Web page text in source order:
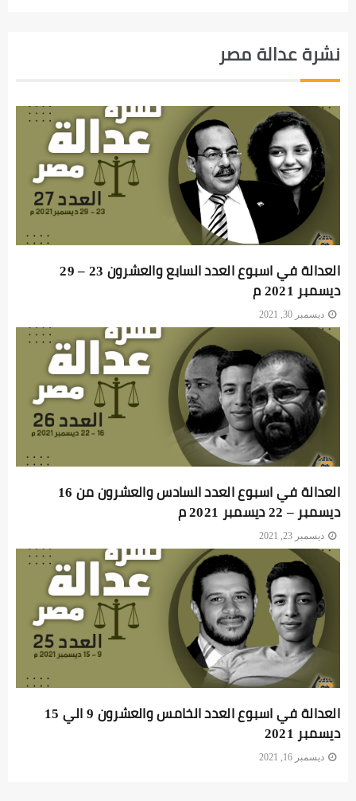
نشرة عدالة مصر
العدالة في اسبوع العدد السابع والعشرون 23 – 29
ديسمبر 2021 م
ديسمبر 30, 2021
العدالة في اسبوع العدد السادس والعشرون من 16
ديسمبر – 22 ديسمبر 2021 م
ديسمبر 23, 2021
العدالة في اسبوع العدد الخامس والعشرون 9 الي 15
ديسمبر 2021
ديسمبر 16, 2021